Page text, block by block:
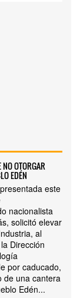
OTORGAR
EDÉN
este
nacionalista
solicitó elevar
al
Dirección
por caducado,
de una cantera
Edén...